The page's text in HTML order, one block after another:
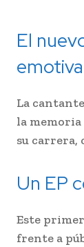
El
La
la
su
Un EP
Este
frente a